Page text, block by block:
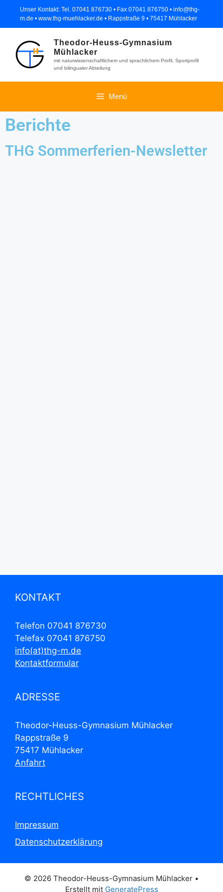
Unser Kontakt: Tel. 07041 876730 • Fax 07041 876750 • info@thg-
m.de • www.thg-muehlacker.de • Rappstraße 9 • 75417 Mühlacker
Theodor-Heuss-Gymnasium
Mühlacker
mit naturwissenschaftlichem und sprachlichem Profil, Sportprofil
und bilingualer Abteilung
Menü
Berichte
THG Sommerferien-Newsletter
KONTAKT
Telefon 07041 876730
Telefax 07041 876750
info(at)thg-m.de
Kontaktformular
ADRESSE
Theodor-Heuss-Gymnasium Mühlacker
Rappstraße 9
75417 Mühlacker
Anfahrt
RECHTLICHES
Impressum
Datenschutzerklärung
© 2026 Theodor-Heuss-Gymnasium Mühlacker •
Erstellt mit GeneratePress